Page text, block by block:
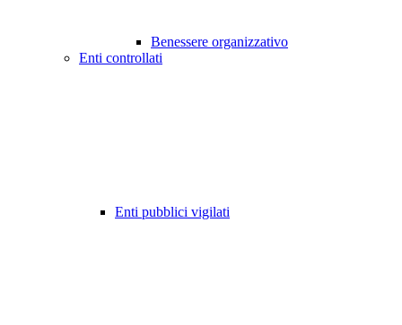
Benessere organizzativo
Enti controllati
Enti pubblici vigilati